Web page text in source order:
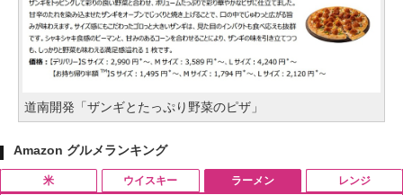
道南開発「ザンギとたっぷり野菜のピザ」
Amazon グルメランキング
米 ウイスキー ラーメン レンジ